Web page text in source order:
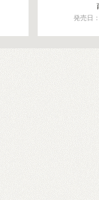
発売日